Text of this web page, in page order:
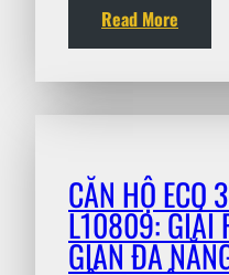
Read More
CĂN HỘ ECO
L10809: GIẢI
GIAN ĐA